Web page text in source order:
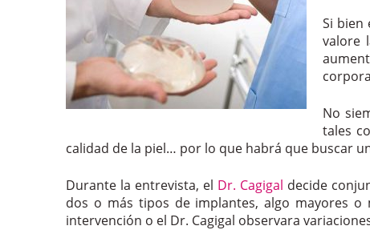
Si bien
valore
No
tales
calidad de la piel… por lo que habrá que buscar
Durante la entrevista, el Dr. Cagigal decide
dos o más tipos de implantes, algo mayores
intervención o el Dr. Cagigal observara